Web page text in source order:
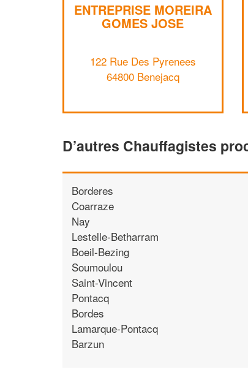
ENTREPRISE MOREIRA
GOMES JOSE
122 Rue Des Pyrenees
64800 Benejacq
D’autres Chauffagistes
Borderes
Coarraze
Nay
Lestelle-Betharram
Boeil-Bezing
Soumoulou
Saint-Vincent
Pontacq
Bordes
Lamarque-Pontacq
Barzun